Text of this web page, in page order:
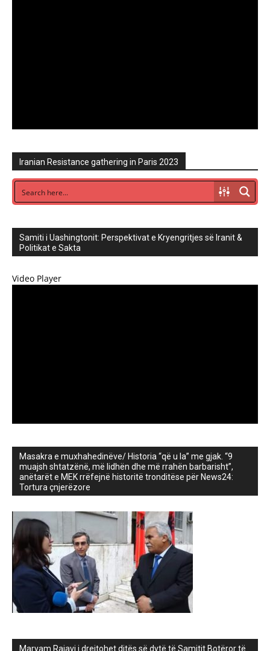
Iranian Resistance gathering in Paris 2023
Samiti i Uashingtonit: Perspektivat e Kryengritjes së Iranit &
Politikat e Sakta
Video Player
Masakra e muxhahedinëve/ Historia “që u la” me gjak. “9
muajsh shtatzënë, më lidhën dhe më rrahën barbarisht”,
anëtarët e MEK rrëfejnë historitë tronditëse për News24:
Tortura çnjerëzore
Maryam Rajavi i drejtohet ditës së dytë të Samitit Botëror të